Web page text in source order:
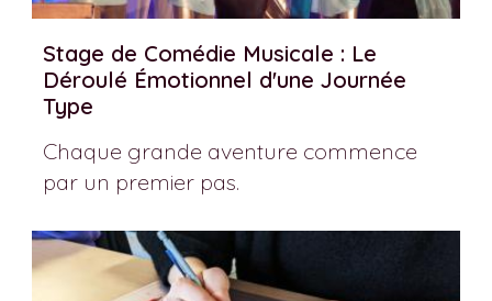
Stage de Comédie Musicale : Le
Déroulé Émotionnel d'une Journée
Type
Chaque grande aventure commence
par un premier pas.